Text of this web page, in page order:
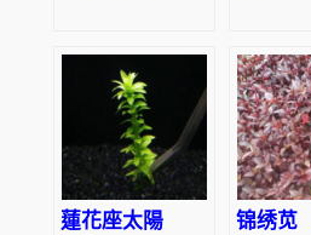
蓮花座太陽
锦绣苋